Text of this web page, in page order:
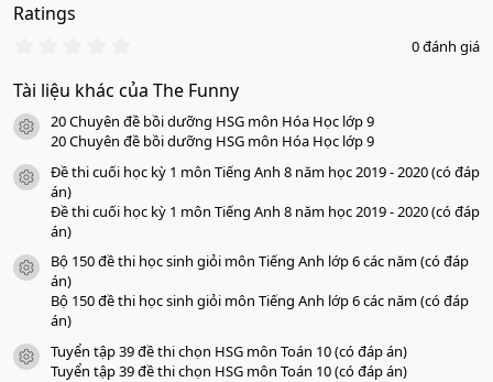
Ratings
0
0
s
a
o
0 đánh giá
Tài liệu khác của The Funny
icon tài liệu
20 Chuyên đề bồi dưỡng HSG môn Hóa Học lớp 9
20 Chuyên đề bồi dưỡng HSG môn Hóa Học lớp 9
icon tài liệu
Đề thi cuối học kỳ 1 môn Tiếng Anh 8 năm học 2019 - 2020 (có đáp
án)
Đề thi cuối học kỳ 1 môn Tiếng Anh 8 năm học 2019 - 2020 (có đáp
án)
icon tài liệu
Bộ 150 đề thi học sinh giỏi môn Tiếng Anh lớp 6 các năm (có đáp
án)
Bộ 150 đề thi học sinh giỏi môn Tiếng Anh lớp 6 các năm (có đáp
án)
icon tài liệu
Tuyển tập 39 đề thi chọn HSG môn Toán 10 (có đáp án)
Tuyển tập 39 đề thi chọn HSG môn Toán 10 (có đáp án)